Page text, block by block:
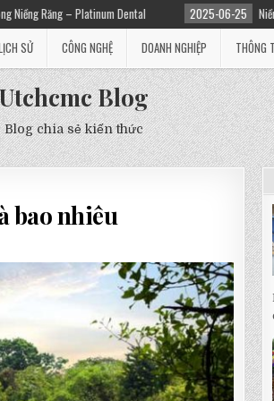
2025-06-25 Niềng răng giá bao nhiêu?
SỬ CÔNG NGHỆ DOANH NGHIỆP THÔNG
Blog
Blog chia sẻ kiến thức
bao nhiêu